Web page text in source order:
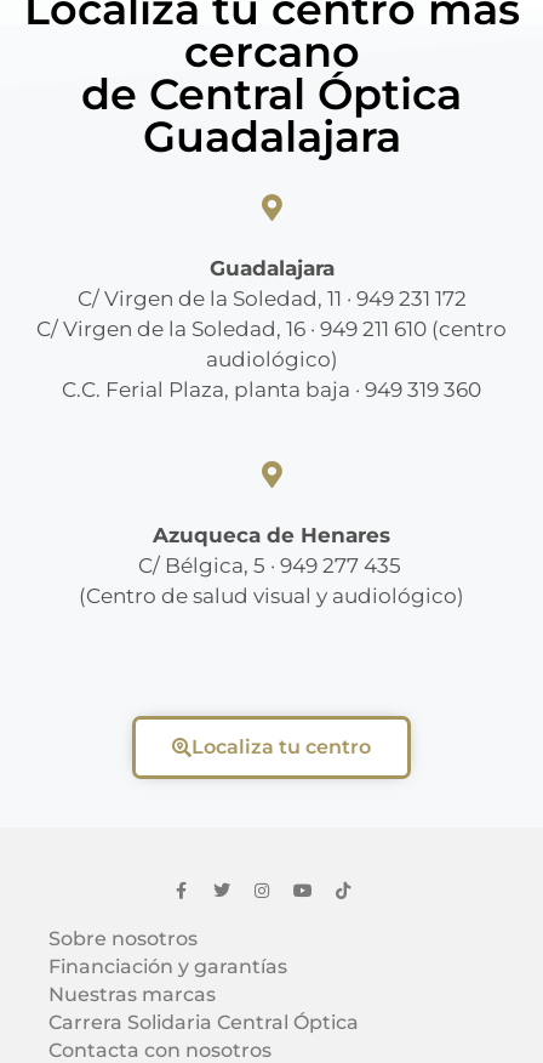
cercano
de Central Óptica
Guadalajara
Guadalajara
C/ Virgen de la Soledad, 11 · 949 231 172
C/ Virgen de la Soledad, 16 · 949 211 610 (centro
audiológico)
C.C. Ferial Plaza, planta baja · 949 319 360
Azuqueca de Henares
C/ Bélgica, 5 · 949 277 435
(Centro de salud visual y audiológico)
Localiza tu centro
Sobre nosotros
Financiación y garantías
Nuestras marcas
Carrera Solidaria Central Óptica
Contacta con nosotros